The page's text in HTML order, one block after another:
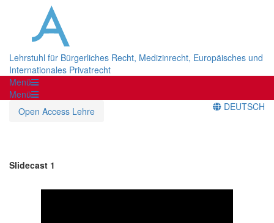
Lehrstuhl für Bürgerliches Recht, Medizinrecht, Europäisches und
Internationales Privatrecht
Menü
Menü
Open Access Lehre
DEUTSCH
Slidecast 1